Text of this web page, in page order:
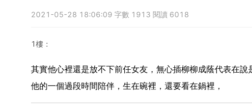
2021-05-28 18:06:09 字數 1913 閱讀 6018
1樓：
其實他心裡還是放不下前任女友，無心插柳柳成蔭代表在
他的一個過段時間陪伴，生在碗裡，還要看在鍋裡，